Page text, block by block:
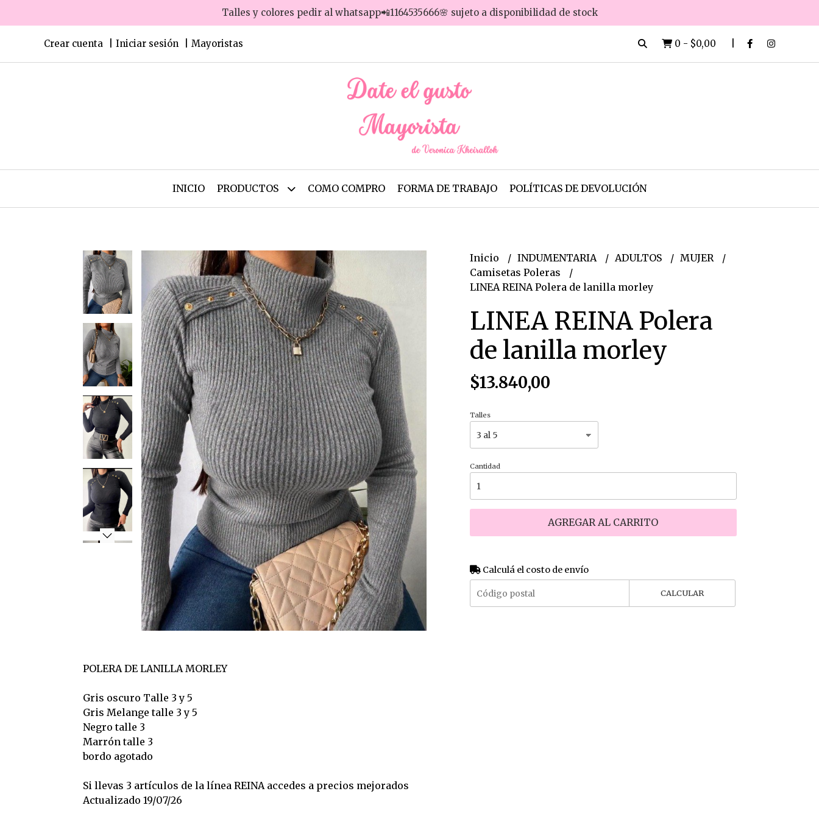
Talles y colores pedir al whatsapp📲1164535666🌸 sujeto a disponibilidad de stock
Crear cuenta Iniciar sesión Mayoristas 0 - $0,00
INICIO PRODUCTOS COMO COMPRO FORMA DE TRABAJO POLÍTICAS DE DEVOLUCIÓN
POLERA DE LANILLA MORLEY
Gris oscuro Talle 3 y 5
Gris Melange talle 3 y 5
Negro talle 3
Marrón talle 3
bordo agotado
Si llevas 3 artículos de la línea REINA accedes a precios mejorados
Actualizado 19/07/26
Inicio INDUMENTARIA ADULTOS
MUJER
Camisetas Poleras
LINEA REINA Polera de lanilla morley
LINEA REINA Polera
de lanilla morley
$13.840,00
Talles
Cantidad
AGREGAR AL CARRITO
Calculá el costo de envío
CALCULAR